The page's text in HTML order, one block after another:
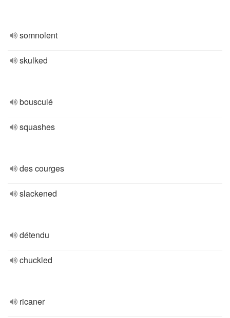
somnolent
skulked
bousculé
squashes
des courges
slackened
détendu
chuckled
ricaner